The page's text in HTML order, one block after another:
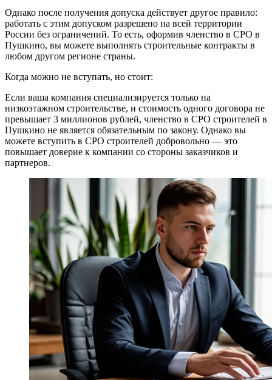
Однако после получения допуска действует другое правило:
работать с этим допуском разрешено на всей территории
России без ограничений. То есть, оформив членство в СРО в
Пушкино, вы можете выполнять строительные контракты в
любом другом регионе страны.
Когда можно не вступать, но стоит:
Если ваша компания специализируется только на
низкоэтажном строительстве, и стоимость одного договора не
превышает 3 миллионов рублей, членство в СРО строителей в
Пушкино не является обязательным по закону. Однако вы
можете вступить в СРО строителей добровольно — это
повышает доверие к компании со стороны заказчиков и
партнеров.